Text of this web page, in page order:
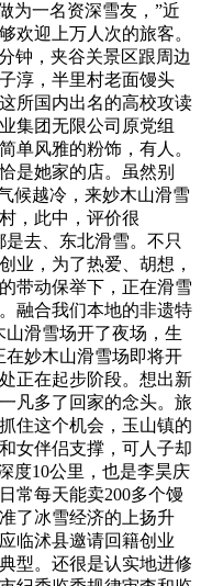
为一名资深雪友，”近
欢迎上万人次的旅客。
钟，夹谷关景区跟周边
淳，半里村老面馒头
所国内出名的高校攻读
集团无限公司原党组
单风雅的粉饰，有人。
是她家的店。虽然别
候越冷，来妙木山滑雪
，此中，评价很
去、东北滑雪。不只
业，为了热爱、胡想，
带动保举下，正在滑雪
融合我们本地的非遗特
山滑雪场开了夜场，生
在妙木山滑雪场即将开
正在起步阶段。想出新
凡多了回家的念头。旅
住这个机会，玉山镇的
女伴侣支撑，可人子却
度10公里，也是李昊庆
常每天能卖200多个馒
了冰雪经济的上扬升
临沭县邀请回籍创业
型。还很是认实地进修